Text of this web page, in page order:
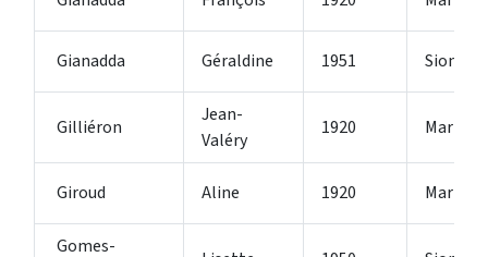
Gianadda Géraldine 1951 Sion
Gilliéron
Jean-
Valéry
1920
Giroud Aline 1920
Gomes-